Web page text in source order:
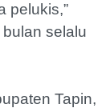
pelukis,”
selalu
Tapin,